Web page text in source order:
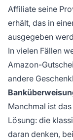
Affiliate seine
erhält, das in
ausgegeben
In vielen Fällen
Amazon-
andere
Manchmal ist
Lösung: die
daran denken,